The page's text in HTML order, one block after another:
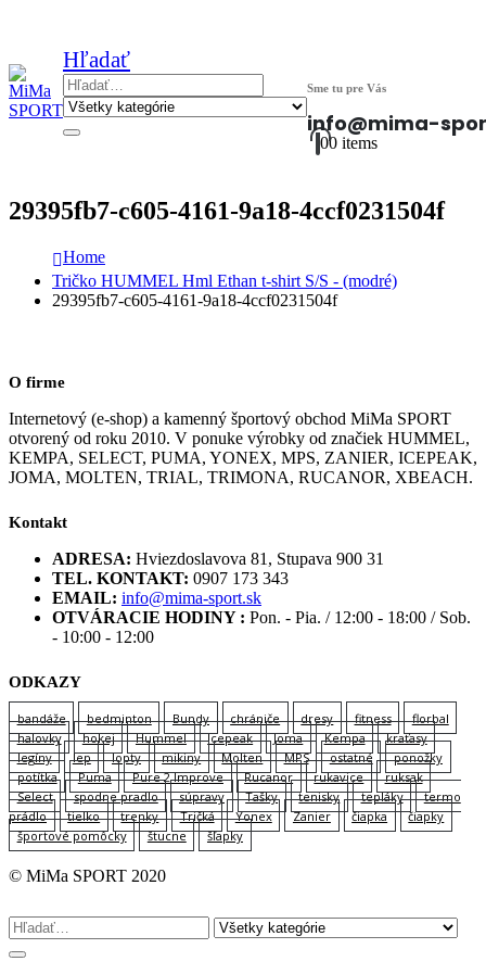
Hľadať
Sme tu pre Vás
info@mima-
00 items
29395fb7-c605-4161-9a18-4ccf0231504f
Home
Tričko HUMMEL Hml Ethan t-shirt S/S - (modré)
29395fb7-c605-4161-9a18-4ccf0231504f
O firme
Internetový (e-shop) a kamenný športový obchod MiMa SPORT
otvorený od roku 2010. V ponuke výrobky od značiek HUMMEL,
KEMPA, SELECT, PUMA, YONEX, MPS, ZANIER, ICEPEAK,
JOMA, MOLTEN, TRIAL, TRIMONA, RUCANOR, XBEACH.
Kontakt
ADRESA: Hviezdoslavova 81, Stupava 900 31
TEL. KONTAKT: 0907 173 343
EMAIL: info@mima-sport.sk
OTVÁRACIE HODINY : Pon. - Pia. / 12:00 - 18:00 / Sob.
- 10:00 - 12:00
ODKAZY
bandáže bedminton Bundy chrániče dresy fitness
florbal
halovky
hokej Hummel Icepeak Joma Kempa
kraťasy
legíny
lep lopty mikiny Molten MPS ostatné
ponožky
potítka
Puma Pure 2 Improve Rucanor rukavice
ruksak
Select
spodne pradlo súpravy Tašky tenisky tepláky
termo
prádlo
tielko trenky Tričká Yonex Zanier čiapka
čiapky
športové pomôcky
štucne šľapky
© MiMa SPORT 2020